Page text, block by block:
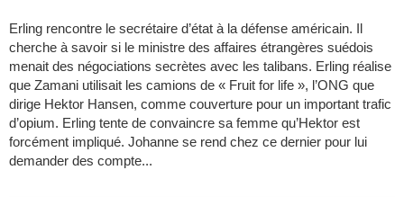
Erling rencontre le secrétaire d’état à la défense américain. Il
cherche à savoir si le ministre des affaires étrangères suédois
menait des négociations secrètes avec les talibans. Erling réalise
que Zamani utilisait les camions de « Fruit for life », l’ONG que
dirige Hektor Hansen, comme couverture pour un important trafic
d’opium. Erling tente de convaincre sa femme qu’Hektor est
forcément impliqué. Johanne se rend chez ce dernier pour lui
demander des compte...